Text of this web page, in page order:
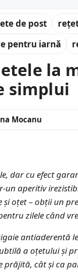
de post
pentru iarnă
la
simplui
Mocanu
dar cu efect
aperitiv
și oțet – obții un
zilele când
antiaderentă
a oțetului și
cât și ca